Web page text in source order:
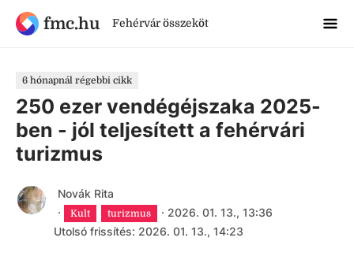
fmc.hu Fehérvár összeköt
6 hónapnál régebbi cikk
250 ezer vendégéjszaka 2025-
ben - jól teljesített a fehérvári
turizmus
Novák Rita
·
Kult turizmus · 2026. 01. 13., 13:36
Utolsó frissítés: 2026. 01. 13., 14:23